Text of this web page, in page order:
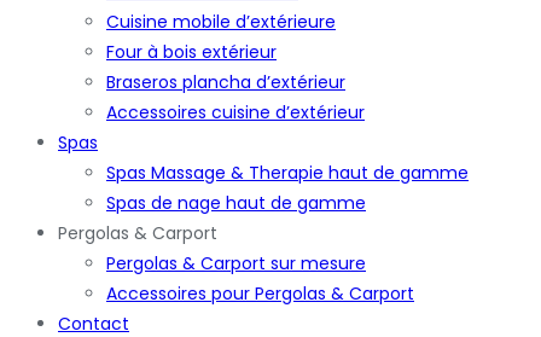
Cuisine mobile d’extérieure
Four à bois extérieur
Braseros plancha d’extérieur
Accessoires cuisine d’extérieur
Spas
Spas Massage & Therapie haut de gamme
Spas de nage haut de gamme
Pergolas & Carport
Pergolas & Carport sur mesure
Accessoires pour Pergolas & Carport
Contact